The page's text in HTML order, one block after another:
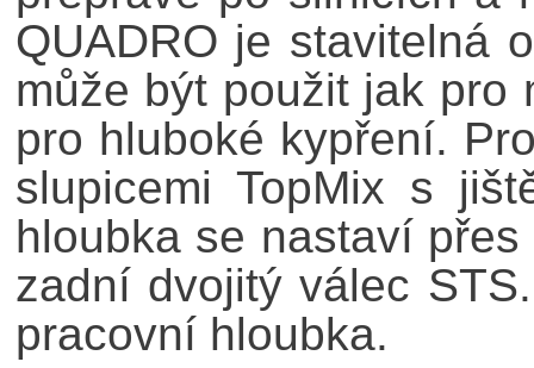
QUADRO je stavitelná
může být použit jak pro
pro hluboké kypření.
slupicemi TopMix s
hloubka se nastaví
zadní dvojitý válec
pracovní hloubka.